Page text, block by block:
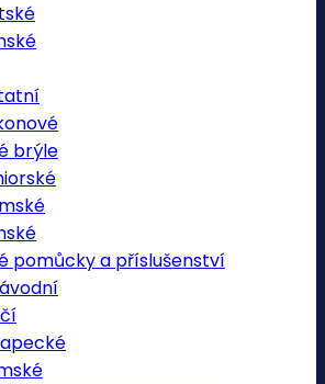
brýle
pomůcky a příslušenství